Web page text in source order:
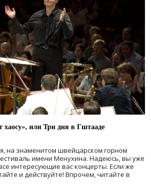
хаосу», или Три дня в Гштааде
на знаменитом швейцарском горном
имени Менухина. Надеюсь, вы уже
интересующие вас концерты. Если же
и действуйте! Впрочем, читайте в